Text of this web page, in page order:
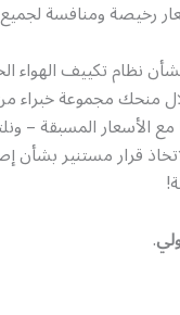
نظام تكييف
منحك مجموعة خبراء
الأسعار المسبقة –
قرار مستنير
.